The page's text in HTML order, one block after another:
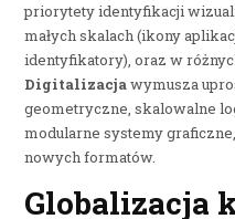
priorytety identyfikacji
małych skalach (ikony
identyfikatory), oraz w
Digitalizacjawymusza
geometryczne, skalowalne
modularne systemy
nowych formatów.
Globalizacja